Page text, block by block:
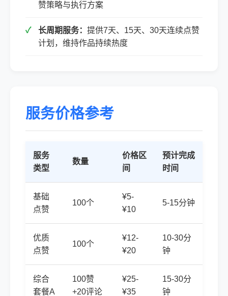
赞策略与执行方案
长周期服务： 提供7天、15天、30天连续点赞
计划，维持作品持续热度
服务价格参考
服务
类型
数量
价格区
间
预计完成
时间
基础
点赞
100个
¥5-
¥10
5-15分钟
优质
点赞
100个
¥12-
¥20
10-30分
钟
综合
套餐A
100赞
+20评论
¥25-
¥35
15-30分
钟